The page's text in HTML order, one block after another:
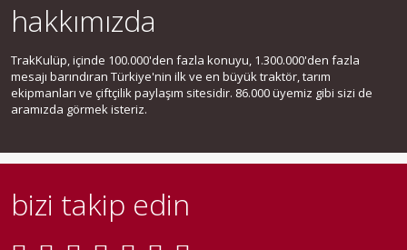
hakkımızda
TrakKulüp, içinde 100.000'den fazla konuyu, 1.300.000'den fazla
mesajı barındıran Türkiye'nin ilk ve en büyük traktör, tarım
ekipmanları ve çiftçilik paylaşım sitesidir. 86.000 üyemiz gibi sizi de
aramızda görmek isteriz.
bizi takip edin